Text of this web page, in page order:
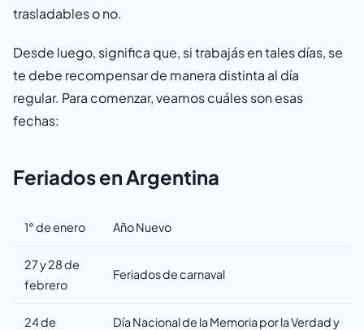
trasladables o no.
Desde luego, significa que, si trabajás en tales días, se
te debe recompensar de manera distinta al día
regular. Para comenzar, veamos cuáles son esas
fechas:
Feriados en Argentina
1° de enero Año Nuevo
27 y 28 de
febrero
Feriados de carnaval
24 de Día Nacional de la Memoria por la Verdad y